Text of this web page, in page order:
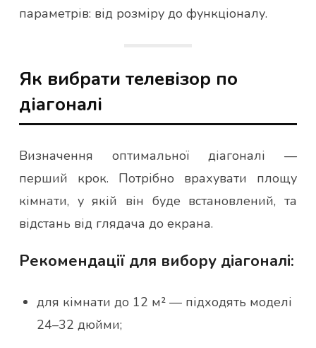
параметрів: від розміру до функціоналу.
Як вибрати телевізор по
діагоналі
Визначення оптимальної діагоналі —
перший крок. Потрібно врахувати площу
кімнати, у якій він буде встановлений, та
відстань від глядача до екрана.
Рекомендації для вибору діагоналі:
для кімнати до 12 м² — підходять моделі
24–32 дюйми;